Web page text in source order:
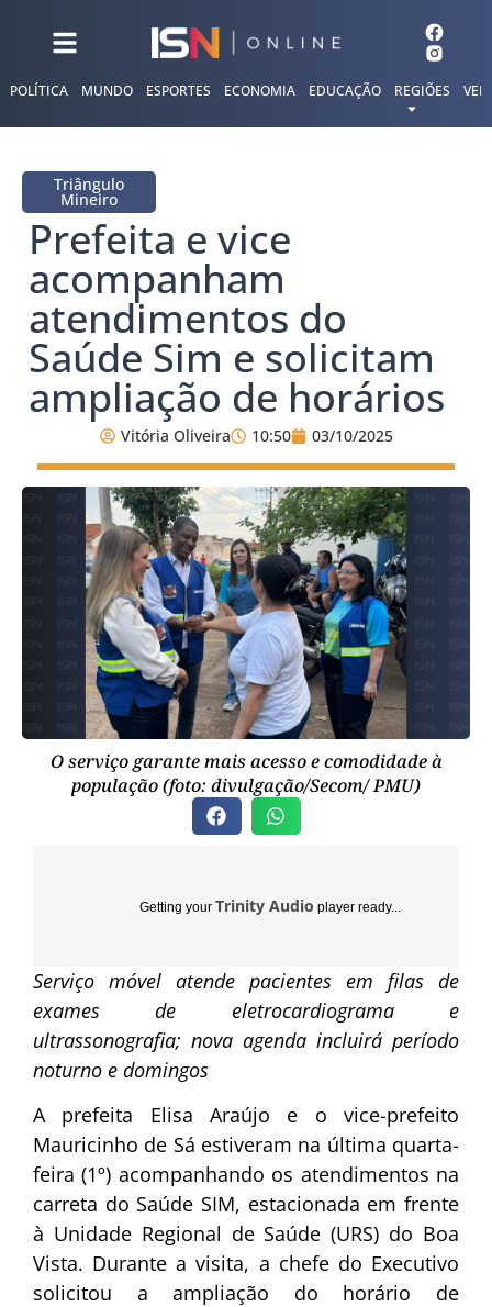
POLÍTICA MUNDO ESPORTES ECONOMIA EDUCAÇÃO REGIÕES
Triângulo
Mineiro
Prefeita e vice
acompanham
atendimentos do
Saúde Sim e solicitam
ampliação de horários
Vitória Oliveira 10:50 03/10/2025
O serviço garante mais acesso e comodidade à
população (foto: divulgação/Secom/ PMU)
Getting your Trinity Audio player ready...
Serviço móvel atende pacientes em filas de
exames de eletrocardiograma e
ultrassonografia; nova agenda incluirá período
noturno e domingos
A prefeita Elisa Araújo e o vice-prefeito
Mauricinho de Sá estiveram na última quarta-
feira (1º) acompanhando os atendimentos na
carreta do Saúde SIM, estacionada em frente
à Unidade Regional de Saúde (URS) do Boa
Vista. Durante a visita, a chefe do Executivo
solicitou a ampliação do horário de